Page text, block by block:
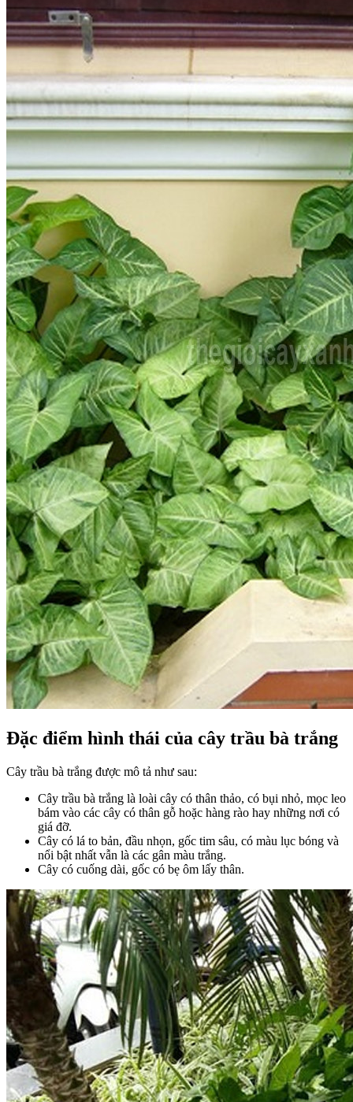
Đặc điểm hình thái của cây trầu bà trắng
Cây trầu bà trắng được mô tả như sau:
Cây trầu bà trắng là loài cây có thân thảo, có bụi nhỏ, mọc leo
bám vào các cây có thân gỗ hoặc hàng rào hay những nơi có
giá đỡ.
Cây có lá to bản, đầu nhọn, gốc tim sâu, có màu lục bóng và
nổi bật nhất vẫn là các gân màu trắng.
Cây có cuống dài, gốc có bẹ ôm lấy thân.